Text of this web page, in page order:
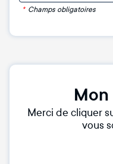
* Champs obligatoires
Merci de cliquer
vous